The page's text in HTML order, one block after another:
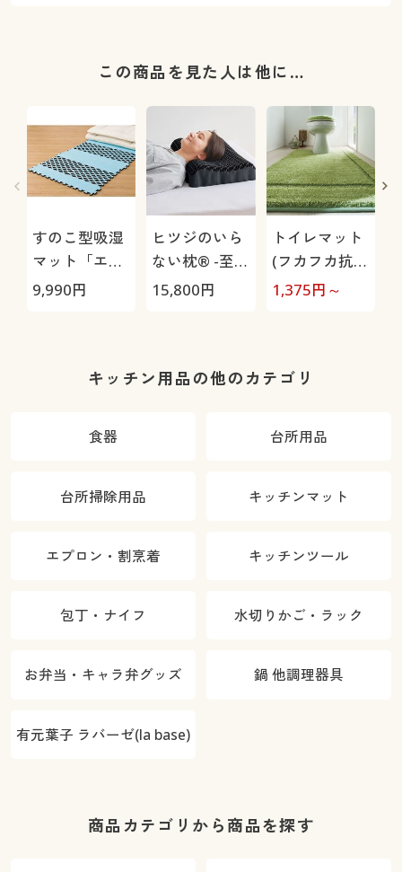
この商品を見た人は他に…
すのこ型吸湿
マット「エア
ージョブ®」
9,990円
ヒツジのいら
ない枕® -至
極-
15,800円
トイレマット
(フカフカ抗菌
防臭)
1,375円～
キッチン用品の他のカテゴリ
食器 台所用品
台所掃除用品 キッチンマット
エプロン・割烹着 キッチンツール
包丁・ナイフ 水切りかご・ラック
お弁当・キャラ弁グッズ 鍋 他調理器具
有元葉子 ラバーゼ(la base)
商品カテゴリから商品を探す